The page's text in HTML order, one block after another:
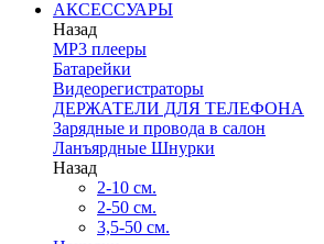
АКСЕССУАРЫ
Назад
MP3 плееры
Батарейки
Видеорегистраторы
ДЕРЖАТЕЛИ ДЛЯ ТЕЛЕФОНА
Зарядные и провода в салон
Ланъярдные Шнурки
Назад
2-10 см.
2-50 см.
3,5-50 см.